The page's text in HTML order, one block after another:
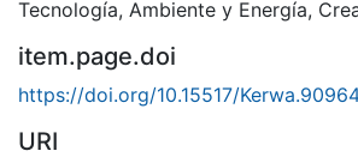
Tecnología, Ambiente y Energía,
item.page.doi
https://doi.org/10.15517/
URI